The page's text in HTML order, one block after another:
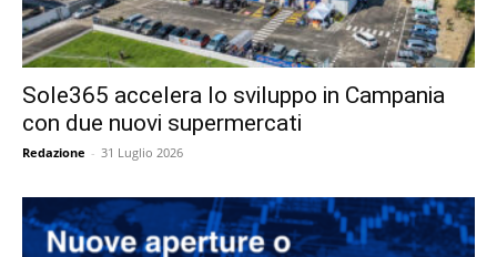
Sole365 accelera lo sviluppo in Campania
con due nuovi supermercati
Redazione - 31 Luglio 2026